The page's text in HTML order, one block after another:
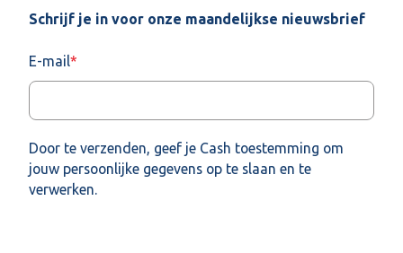
Schrijf je in voor onze maandelijkse nieuwsbrief
E-mail*
Door te verzenden, geef je Cash toestemming om
jouw persoonlijke gegevens op te slaan en te
verwerken.